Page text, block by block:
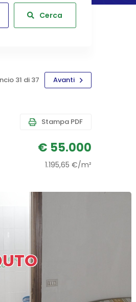
Cerca
31 di 37 Avanti
Stampa PDF
€ 55.000
1.195,65 €/m²